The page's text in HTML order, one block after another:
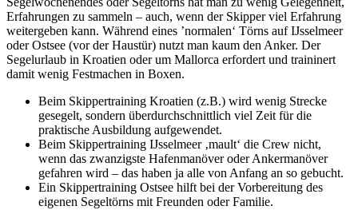
Erfahrungen zu sammeln – auch, wenn der Skipper viel Erfahrung
weitergeben kann. Während eines ’normalen‘ Törns auf IJsselmeer
oder Ostsee (vor der Haustür) nutzt man kaum den Anker. Der
Segelurlaub in Kroatien oder um Mallorca erfordert und traininert
damit wenig Festmachen in Boxen.
Beim Skippertraining Kroatien (z.B.) wird wenig Strecke
gesegelt, sondern überdurchschnittlich viel Zeit für die
praktische Ausbildung aufgewendet.
Beim Skippertraining IJsselmeer ‚mault‘ die Crew nicht,
wenn das zwanzigste Hafenmanöver oder Ankermanöver
gefahren wird – das haben ja alle von Anfang an so gebucht.
Ein Skippertraining Ostsee hilft bei der Vorbereitung des
eigenen Segeltörns mit Freunden oder Familie.